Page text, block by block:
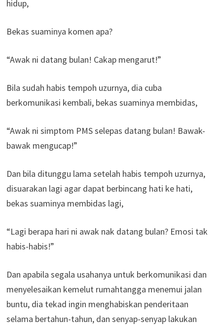
hidup,
Bekas suaminya komen apa?
“Awak ni datang bulan! Cakap mengarut!”
Bila sudah habis tempoh uzurnya, dia cuba
berkomunikasi kembali, bekas suaminya membidas,
“Awak ni simptom PMS selepas datang bulan! Bawak-
bawak mengucap!”
Dan bila ditunggu lama setelah habis tempoh uzurnya,
disuarakan lagi agar dapat berbincang hati ke hati,
bekas suaminya membidas lagi,
“Lagi berapa hari ni awak nak datang bulan? Emosi tak
habis-habis!”
Dan apabila segala usahanya untuk berkomunikasi dan
menyelesaikan kemelut rumahtangga menemui jalan
buntu, dia tekad ingin menghabiskan penderitaan
selama bertahun-tahun, dan senyap-senyap lakukan